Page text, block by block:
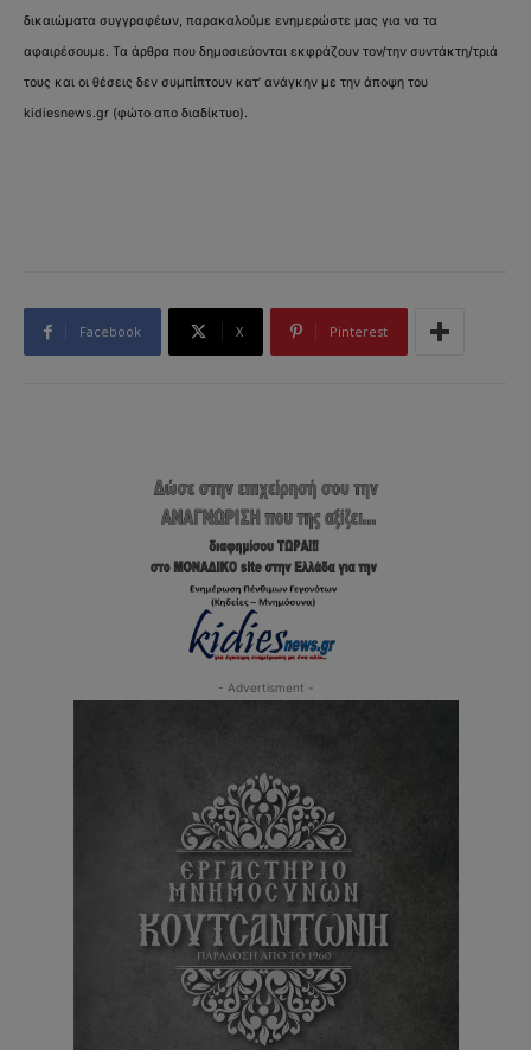
δικαιώματα συγγραφέων, παρακαλούμε ενημερώστε μας για να τα
αφαιρέσουμε. Τα άρθρα που δημοσιεύονται εκφράζουν τον/την συντάκτη/τριά
τους και οι θέσεις δεν συμπίπτουν κατ’ ανάγκην με την άποψη του
kidiesnews.gr (φώτο απο διαδίκτυο).
Facebook X Pinterest
- Advertisment -